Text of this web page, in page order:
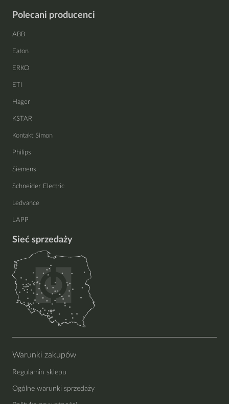
Polecani producenci
ABB
Eaton
ERKO
ETI
Hager
KSTAR
Kontakt Simon
Philips
Siemens
Schneider Electric
Ledvance
LAPP
Sieć sprzedaży
Warunki zakupów
Regulamin sklepu
Ogólne warunki sprzedaży